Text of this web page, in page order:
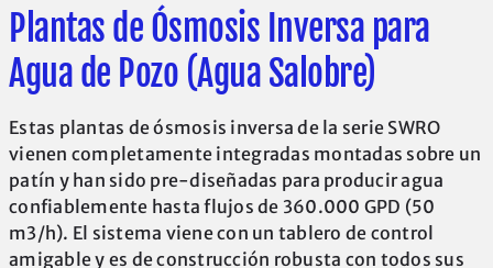
Plantas de Ósmosis Inversa para
Agua de Pozo (Agua Salobre)
Estas plantas de ósmosis inversa de la serie SWRO
vienen completamente integradas montadas sobre un
patín y han sido pre-diseñadas para producir agua
confiablemente hasta flujos de 360.000 GPD (50
m3/h). El sistema viene con un tablero de control
amigable y es de construcción robusta con todos sus